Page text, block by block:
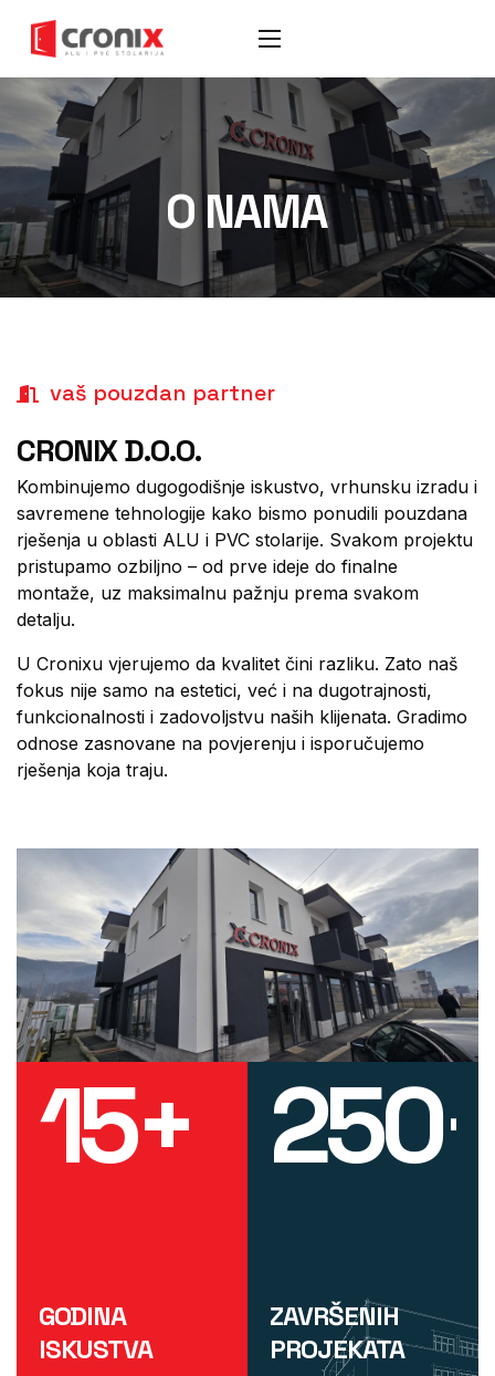
O NAMA
vaš pouzdan partner
CRONIX D.O.O.
Kombinujemo dugogodišnje iskustvo, vrhunsku izradu i
savremene tehnologije kako bismo ponudili pouzdana
rješenja u oblasti ALU i PVC stolarije. Svakom projektu
pristupamo ozbiljno – od prve ideje do finalne
montaže, uz maksimalnu pažnju prema svakom
detalju.
U Cronixu vjerujemo da kvalitet čini razliku. Zato naš
fokus nije samo na estetici, već i na dugotrajnosti,
funkcionalnosti i zadovoljstvu naših klijenata. Gradimo
odnose zasnovane na povjerenju i isporučujemo
rješenja koja traju.
15+
GODINA
ISKUSTVA
250
ZAVRŠENIH
PROJEKATA